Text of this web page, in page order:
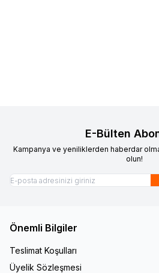
E-Bülten
Kampanya ve yeniliklerden haberdar
olun!
Önemli Bilgiler
Teslimat Koşulları
Üyelik Sözleşmesi